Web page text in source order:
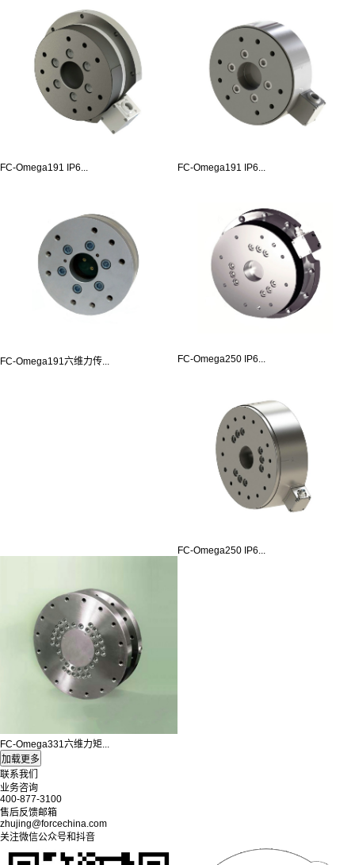
FC-Omega191 IP6... FC-Omega191 IP6...
FC-Omega191六维力传... FC-Omega250 IP6...
FC-Omega250 IP6...
FC-Omega331六维力矩...
联系我们
业务咨询
400-877-3100
售后反馈邮箱
zhujing@forcechina.com
关注微信公众号和抖音